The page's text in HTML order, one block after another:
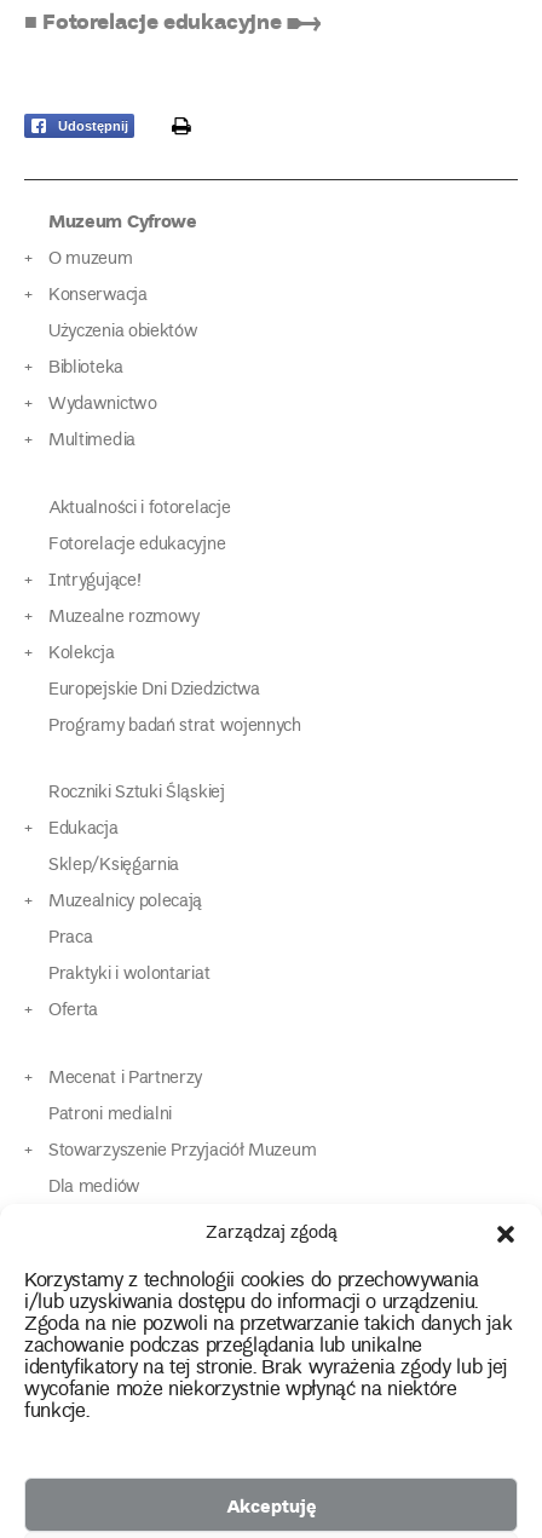
Zarządzaj zgodą
Korzystamy z technologii cookies do przechowywania
i/lub uzyskiwania dostępu do informacji o urządzeniu.
Zgoda na nie pozwoli na przetwarzanie takich danych jak
zachowanie podczas przeglądania lub unikalne
identyfikatory na tej stronie. Brak wyrażenia zgody lub jej
wycofanie może niekorzystnie wpłynąć na niektóre
funkcje.
Akceptuję
■ Fotorelacje edukacyjne ➸
Udostępnij print
Muzeum Cyfrowe
O muzeum
Konserwacja
Użyczenia obiektów
Biblioteka
Wydawnictwo
Multimedia
Aktualności i fotorelacje
Fotorelacje edukacyjne
Intrygujące!
Muzealne rozmowy
Kolekcja
Europejskie Dni Dziedzictwa
Programy badań strat wojennych
Roczniki Sztuki Śląskiej
Edukacja
Sklep/Księgarnia
Muzealnicy polecają
Praca
Praktyki i wolontariat
Oferta
Mecenat i Partnerzy
Patroni medialni
Stowarzyszenie Przyjaciół Muzeum
Dla mediów
Dla osób o specjalnych potrzebach
Kontakt
instagram
twitterfacebookyoutube
tiktok
2026 Copyright by Muzeum Narodowe we Wrocławiu
Polityka prywatności